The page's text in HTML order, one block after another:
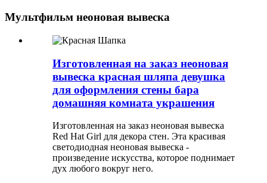
Мультфильм неоновая вывеска
Изготовленная на заказ неоновая
вывеска красная шляпа девушка
для оформления стены бара
домашняя комната украшения
Изготовленная на заказ неоновая вывеска
Red Hat Girl для декора стен. Эта красивая
светодиодная неоновая вывеска -
произведение искусства, которое поднимает
дух любого вокруг него.